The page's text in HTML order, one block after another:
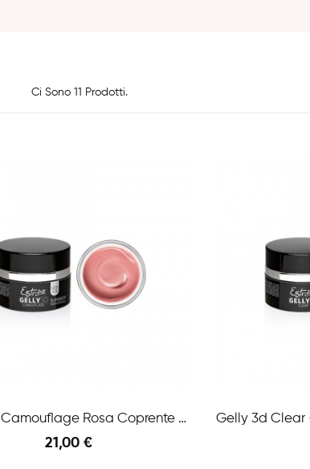
Ci Sono 11 Prodotti.
Gelly 3d Camouflage Rosa Coprente - Gel...
21,00 €